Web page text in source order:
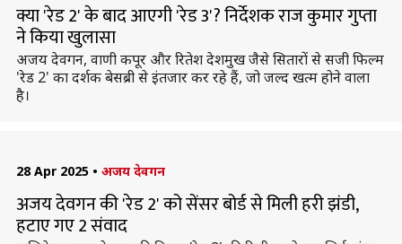
क्या 'रेड 2' के बाद आएगी 'रेड 3'? निर्देशक राज कुमार गुप्ता
ने किया खुलासा
अजय देवगन, वाणी कपूर और रितेश देशमुख जैसे सितारों से सजी फिल्म
'रेड 2' का दर्शक बेसब्री से इंतजार कर रहे हैं, जो जल्द खत्म होने वाला
है।
28 Apr 2025 • अजय देवगन
अजय देवगन की 'रेड 2' को सेंसर बोर्ड से मिली हरी झंडी,
हटाए गए 2 संवाद